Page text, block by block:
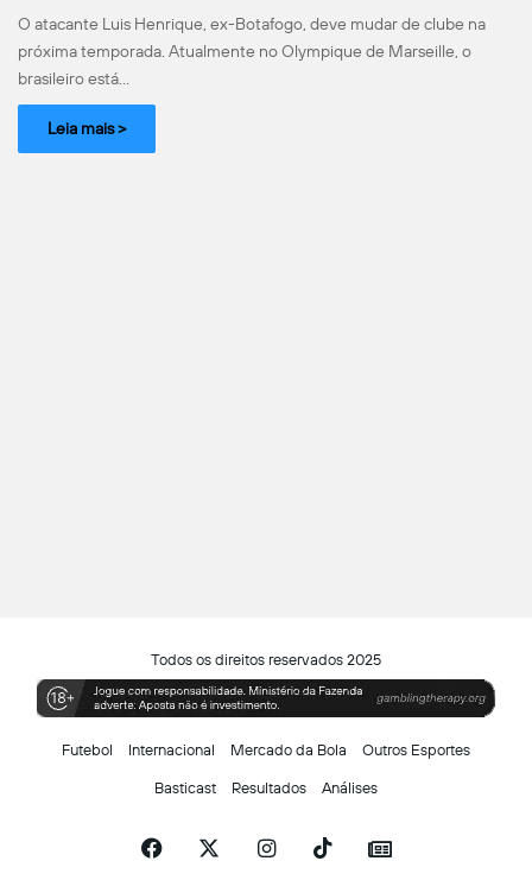
O atacante Luis Henrique, ex-Botafogo, deve mudar de clube na
próxima temporada. Atualmente no Olympique de Marseille, o
brasileiro está…
Leia mais >
Todos os direitos reservados 2025
Futebol Internacional Mercado da Bola Outros Esportes
Basticast Resultados Análises
Facebook InstagramTikTokSiga-